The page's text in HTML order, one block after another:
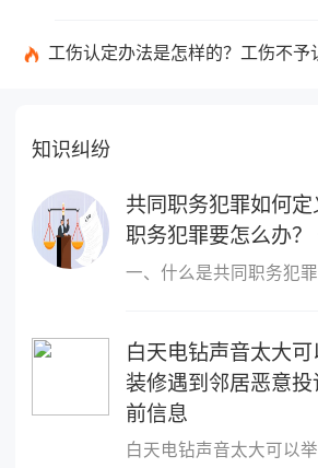
工伤认定办法是怎样的？工伤不予认定的三个条件是
知识纠纷
共同职务犯罪如何定
职务犯罪要怎么办？
白天电钻声音太大可
装修遇到邻居恶意
前信息